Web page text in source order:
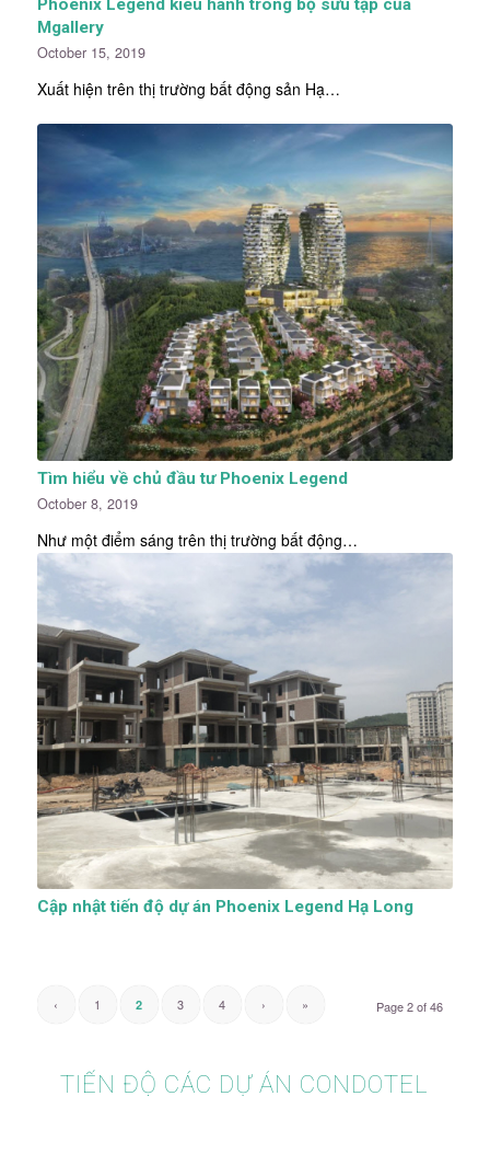
Phoenix Legend kiêu hãnh trong bộ sưu tập của
Mgallery
October 15, 2019
Xuất hiện trên thị trường bất động sản Hạ…
Tìm hiểu về chủ đầu tư Phoenix Legend
October 8, 2019
Như một điểm sáng trên thị trường bất động…
Cập nhật tiến độ dự án Phoenix Legend Hạ Long
Page 2 of 46
‹ 1 2 3 4 › »
TIẾN ĐỘ CÁC DỰ ÁN CONDOTEL